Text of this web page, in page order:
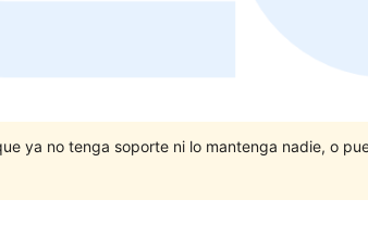
ya no tenga soporte ni lo mantenga nadie, o